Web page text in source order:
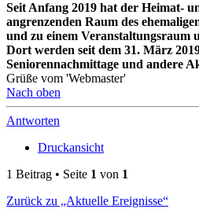
Seit Anfang 2019 hat der Heimat-
angrenzenden Raum des
und zu einem Veranstaltungsraum
Dort werden seit dem 31. März
Seniorennachmittage und andere
Grüße vom 'Webmaster'
Nach oben
Antworten
Druckansicht
1 Beitrag • Seite 1 von 1
Zurück zu „Aktuelle Ereignisse“